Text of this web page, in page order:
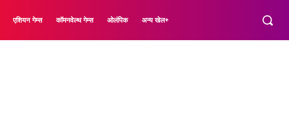
एशियन गेम्स कॉमनवेल्थ गेम्स ओलंपिक अन्य खेल+